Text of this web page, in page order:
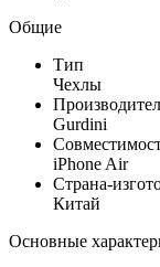
Общие
Тип
Чехлы
Gurdini
iPhone Air
Страна-
Китай
Основные